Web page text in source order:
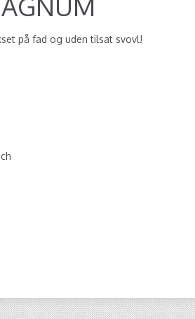
på fad og uden tilsat svovl!